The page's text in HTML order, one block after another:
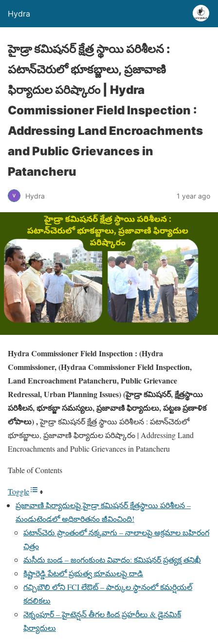
Hydra
హైడ్రా కమిషనర్ క్షేత్ర స్థాయి పరిశీలన :
పటాన్‌చెరులో భూకబ్జాలు, ప్రజావాణి
ఫిర్యాదుల పరిష్కారం | Hydra
Commissioner Field Inspection :
Addressing Land Encroachments
and Public Grievances in
Patancheru
Hydra 1 year ago
Hydra Commissioner Field Inspection : (Hydra
Commissioner, (Hydraa Commissioner Field Inspection,
Land Encroachment Patancheru, Public Grievance
Redressal, Urban Planning Issues) (హైడ్రా కమిషనర్, క్షేత్రస్థాయి
పరిశీలన, భూకబ్జా సమస్యలు, ప్రజావాణి ఫిర్యాదులు, పట్టణ ప్రణాళిక
లోపాలు) ,హైడ్రా కమిషనర్ క్షేత్ర స్థాయి పరిశీలన : పటాన్‌చెరులో
భూకబ్జాలు, ప్రజావాణి ఫిర్యాదుల పరిష్కారం | Addressing Land
Encroachments and Public Grievances in Patancheru
Table of Contents
Toggle
ప్రజావాణి ఫిర్యాదులపై హైడ్రా కమిషనర్ క్షేత్రస్థాయి పరిశీలన –
మండుటెండలో అధికారితనం జీవించింది!
పటాన్‌చెరు ప్రాంతంలో నక్కవాగు – నాలాలపై అక్రమాల బహిరంగ
చిత్రం
మసీదు బండ – జంగంకుంట వివాదం: కమిషనర్ ప్రత్యక్ష తనిఖీ
కిష్టారెడ్డి పేటలో ప్రభుత్వ భూములపై దాడి
గచ్చిబౌలి లోని FCI లేఔట్ – పార్కుల స్థానంలో కమర్షియల్
కదలికలు
నెక్నంపూర్ – హైటెన్షన్ తీగల కింద ప్రహరీలు & డైనమిక్
ఫిర్యాదులు